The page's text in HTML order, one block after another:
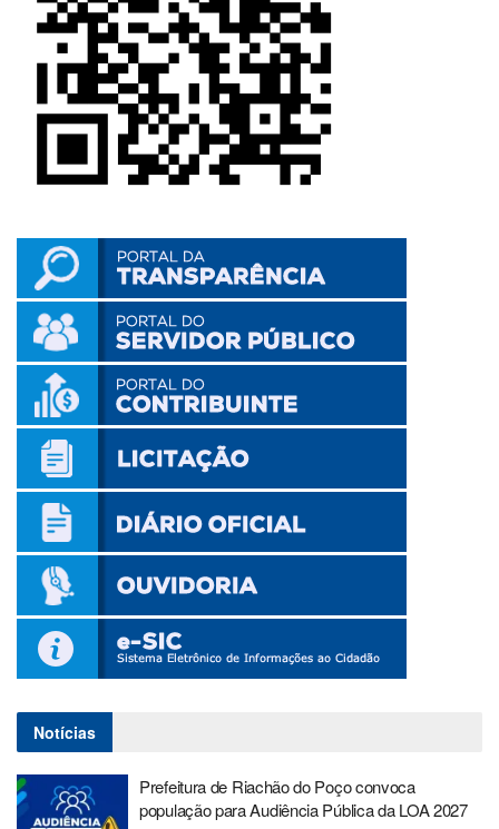
Notícias
Prefeitura de Riachão do Poço convoca
população para Audiência Pública da LOA 2027